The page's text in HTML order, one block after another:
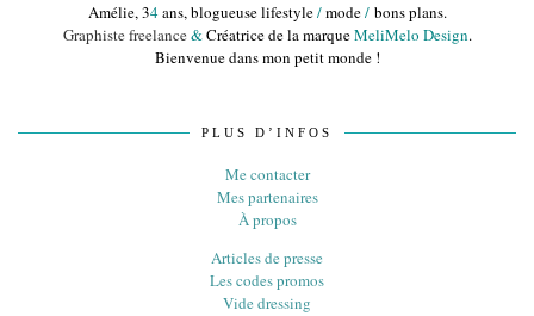
Amélie, 34ans, blogueuse lifestyle/mode/bons plans.
Graphiste freelance&Créatrice de la marqueMeliMelo Design.
Bienvenue dans mon petit monde !
PLUS D’INFOS
Me contacter
Mes partenaires
À propos
Articles de presse
Les codes promos
Vide dressing